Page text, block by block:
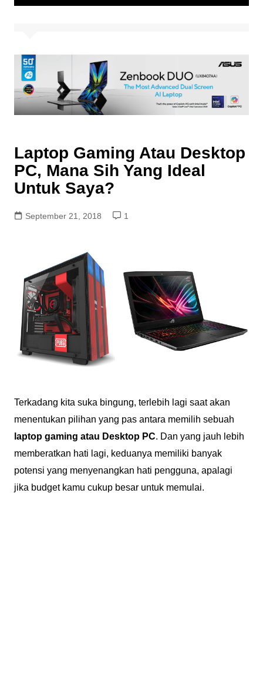
Laptop Gaming Atau Desktop
PC, Mana Sih Yang Ideal
Untuk Saya?
September 21, 2018 1
Terkadang kita suka bingung, terlebih lagi saat akan
menentukan pilihan yang pas antara memilih sebuah
laptop gaming atau Desktop PC. Dan yang jauh lebih
memberatkan hati lagi, keduanya memiliki banyak
potensi yang menyenangkan hati pengguna, apalagi
jika budget kamu cukup besar untuk memulai.